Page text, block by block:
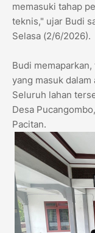
memasuki tahap
teknis," ujar Budi
Selasa (2/6/2026).
​Budi
yang masuk
Seluruh lahan
Desa
Pacitan.